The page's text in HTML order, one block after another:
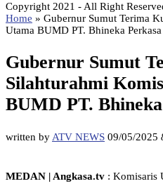
Copyright 2021 - All Right
Home » Gubernur Sumut Terima
Utama BUMD PT. Bhineka Perkasa
Gubernur Sumut
Silahturahmi
BUMD PT.
written by ATV NEWS 09/05/2025
MEDAN | Angkasa.tv : Komisaris